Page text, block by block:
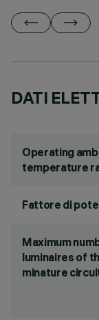
DATI
Operating
temperature
Fattore di
Maximum
luminaires of
minature